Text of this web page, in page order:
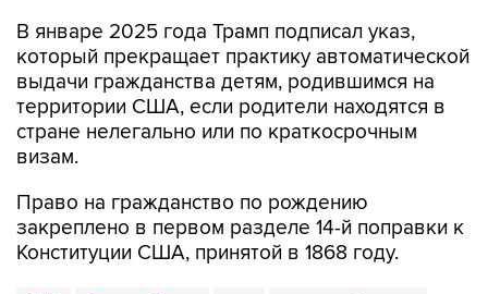
В январе 2025 года Трамп подписал указ,
который прекращает практику автоматической
выдачи гражданства детям, родившимся на
территории США, если родители находятся в
стране нелегально или по краткосрочным
визам.
Право на гражданство по рождению
закреплено в первом разделе 14-й поправки к
Конституции США, принятой в 1868 году.